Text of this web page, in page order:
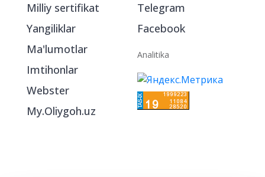
Bo‘limlar
Yangiliklar
Ijtimoiy tarmoqlarda
Instagram
Telegram